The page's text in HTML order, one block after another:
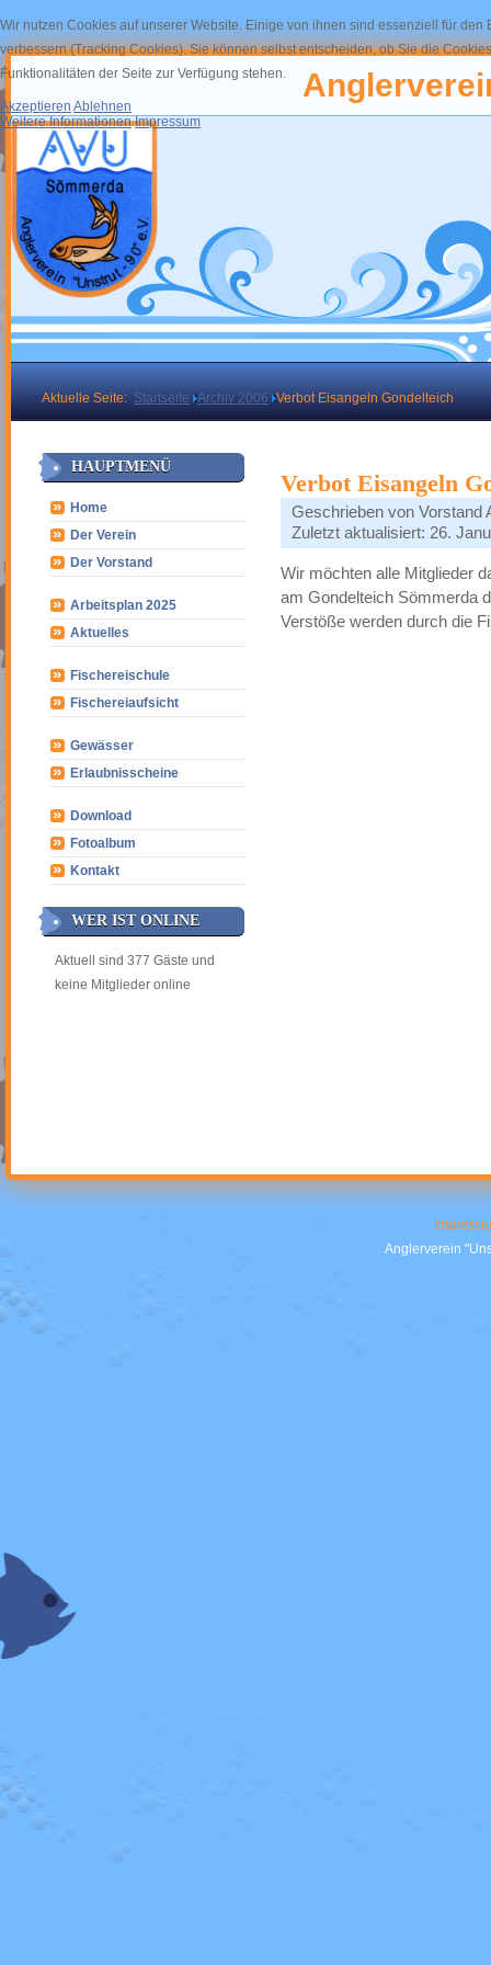
Aktuelle Seite: Startseite Archiv 2006 Verbot Eisangeln Gondelteich
HAUPTMENÜ
Home
Der Verein
Der Vorstand
Arbeitsplan 2025
Aktuelles
Fischereischule
Fischereiaufsicht
Gewässer
Erlaubnisscheine
Download
Fotoalbum
Kontakt
WER IST ONLINE
Aktuell sind 377 Gäste und
keine Mitglieder online
Verbot Eisangeln
Geschrieben von Vorstand
Zuletzt aktualisiert: 26.
Wir möchten alle Mitglieder
am Gondelteich Sömmerda
Verstöße werden durch die
Anglerverein
Wir nutzen Cookies auf unserer Website. Einige von ihnen sind essenziell für
verbessern (Tracking Cookies). Sie können selbst entscheiden, ob Sie die
Funktionalitäten der Seite zur Verfügung stehen.
Akzeptieren Ablehnen
Weitere Informationen Impressum